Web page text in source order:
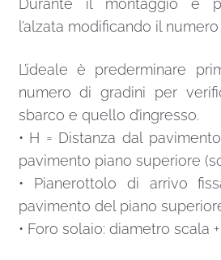
Durante il montaggio è
l’alzata modificando il
L’ideale è prederminare
numero di gradini per
sbarco e quello d’ingresso.
• H = Distanza dal
pavimento piano superiore
• Pianerottolo di arrivo
pavimento del piano
• Foro solaio: diametro scala